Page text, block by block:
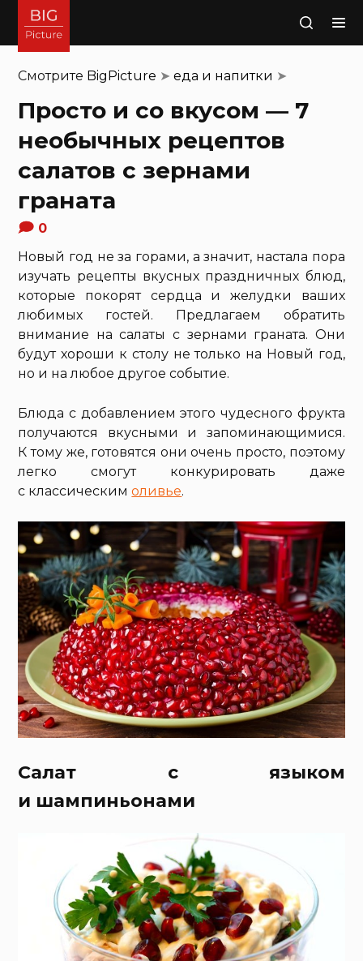
Поиск
Смотрите BigPicture ➤еда и напитки ➤
Просто и со вкусом — 7
необычных рецептов
салатов с зернами
граната
0
Новый год не за горами, а значит, настала пора
изучать рецепты вкусных праздничных блюд,
которые покорят сердца и желудки ваших
любимых гостей. Предлагаем обратить
внимание на салаты с зернами граната. Они
будут хороши к столу не только на Новый год,
но и на любое другое событие.
Блюда с добавлением этого чудесного фрукта
получаются вкусными и запоминающимися.
К тому же, готовятся они очень просто, поэтому
легко смогут конкурировать даже
с классическимоливье.
Салат с языком
и шампиньонами